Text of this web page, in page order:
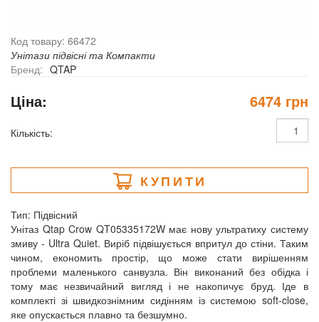
Код товару: 66472
Унітази підвісні та Компакти
Бренд: QTAP
Ціна: 6474 грн
Кількість:
КУПИТИ
Тип: Підвісний
Унітаз Qtap Crow QT05335172W має нову ультратиху систему
змиву - Ultra Quiet. Виріб підвішується впритул до стіни. Таким
чином, економить простір, що може стати вирішенням
проблеми маленького санвузла. Він виконаний без обідка і
тому має незвичайний вигляд і не накопичує бруд. Іде в
комплекті зі швидкознімним сидінням із системою soft-close,
яке опускається плавно та безшумно.